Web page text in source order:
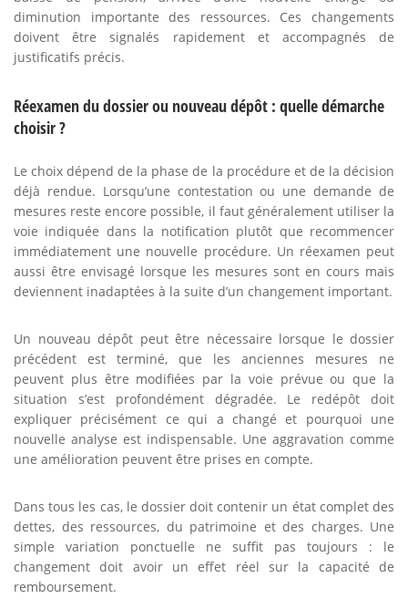
diminution importante des ressources. Ces changements
doivent être signalés rapidement et accompagnés de
justificatifs précis.
Réexamen du dossier ou nouveau dépôt : quelle démarche
choisir ?
Le choix dépend de la phase de la procédure et de la décision
déjà rendue. Lorsqu’une contestation ou une demande de
mesures reste encore possible, il faut généralement utiliser la
voie indiquée dans la notification plutôt que recommencer
immédiatement une nouvelle procédure. Un réexamen peut
aussi être envisagé lorsque les mesures sont en cours mais
deviennent inadaptées à la suite d’un changement important.
Un nouveau dépôt peut être nécessaire lorsque le dossier
précédent est terminé, que les anciennes mesures ne
peuvent plus être modifiées par la voie prévue ou que la
situation s’est profondément dégradée. Le redépôt doit
expliquer précisément ce qui a changé et pourquoi une
nouvelle analyse est indispensable. Une aggravation comme
une amélioration peuvent être prises en compte.
Dans tous les cas, le dossier doit contenir un état complet des
dettes, des ressources, du patrimoine et des charges. Une
simple variation ponctuelle ne suffit pas toujours : le
changement doit avoir un effet réel sur la capacité de
remboursement.